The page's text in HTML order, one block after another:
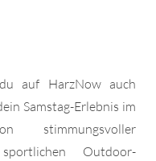
auf HarzNow auch
Samstag-Erlebnis im
Outdoor-